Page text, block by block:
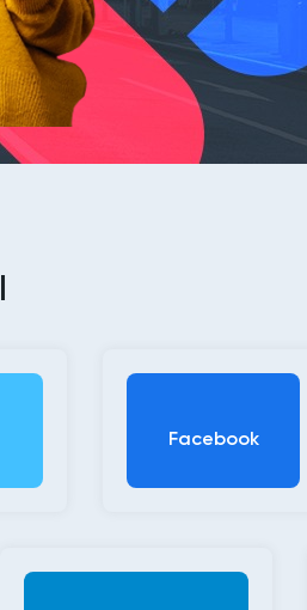
Facebook